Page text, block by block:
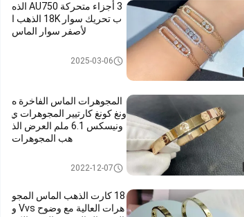
3 أجزاء متحركة AU750 الذه
ب تحريك سوار 18K الذهب ا
لأصفر سوار الماس
مجوهرات إعداد هونج كونج
2025-03-06
المجوهرات الماس الفاخرة ه
ونغ كونغ كارتيير المجوهرات ي
ونيسكس 6.1 ملم العرض الذ
هب المجوهرات
مجوهرات إعداد هونج كونج
2022-12-07
18 كارت الذهب الماس المجو
هرات العالية مع وضوح Vvs و